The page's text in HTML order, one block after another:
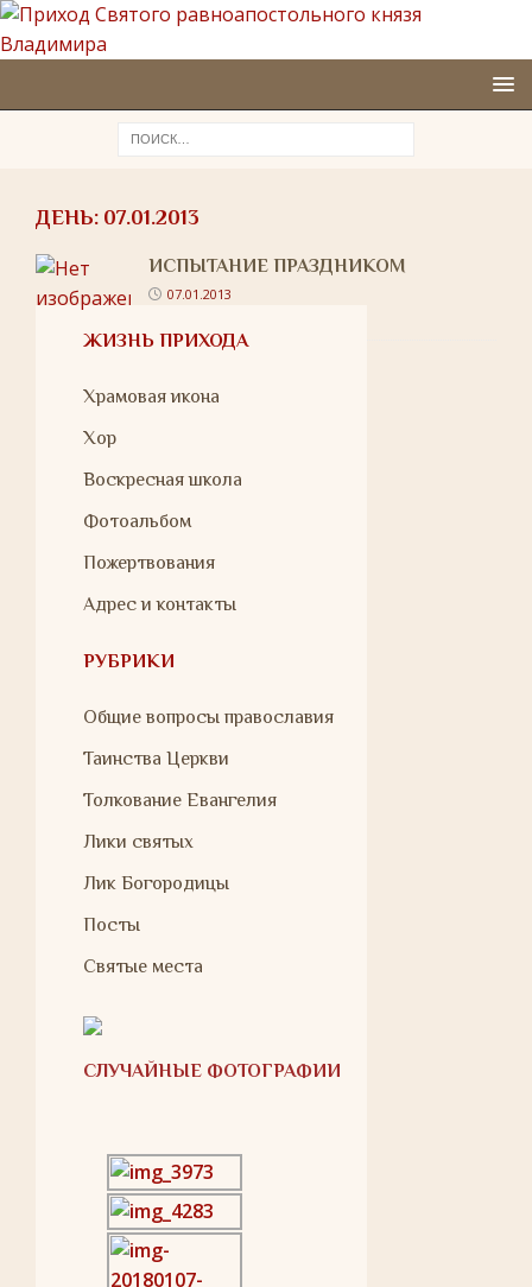
ДЕНЬ: 07.01.2013
ИСПЫТАНИЕ ПРАЗДНИКОМ
07.01.2013
ЖИЗНЬ ПРИХОДА
Храмовая икона
Хор
Воскресная школа
Фотоальбом
Пожертвования
Адрес и контакты
РУБРИКИ
Общие вопросы православия
Таинства Церкви
Толкование Евангелия
Лики святых
Лик Богородицы
Посты
Святые места
СЛУЧАЙНЫЕ ФОТОГРАФИИ